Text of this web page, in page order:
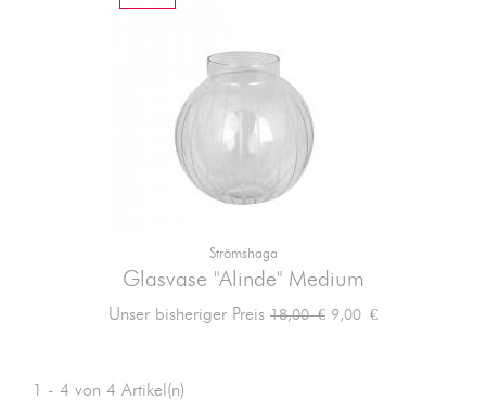
Strömshaga
Glasvase "Alinde" Medium
Unser bisheriger Preis Verkaufspreis
18,00 € Preis
9,00 €
1 - 4 von 4 Artikel(n)